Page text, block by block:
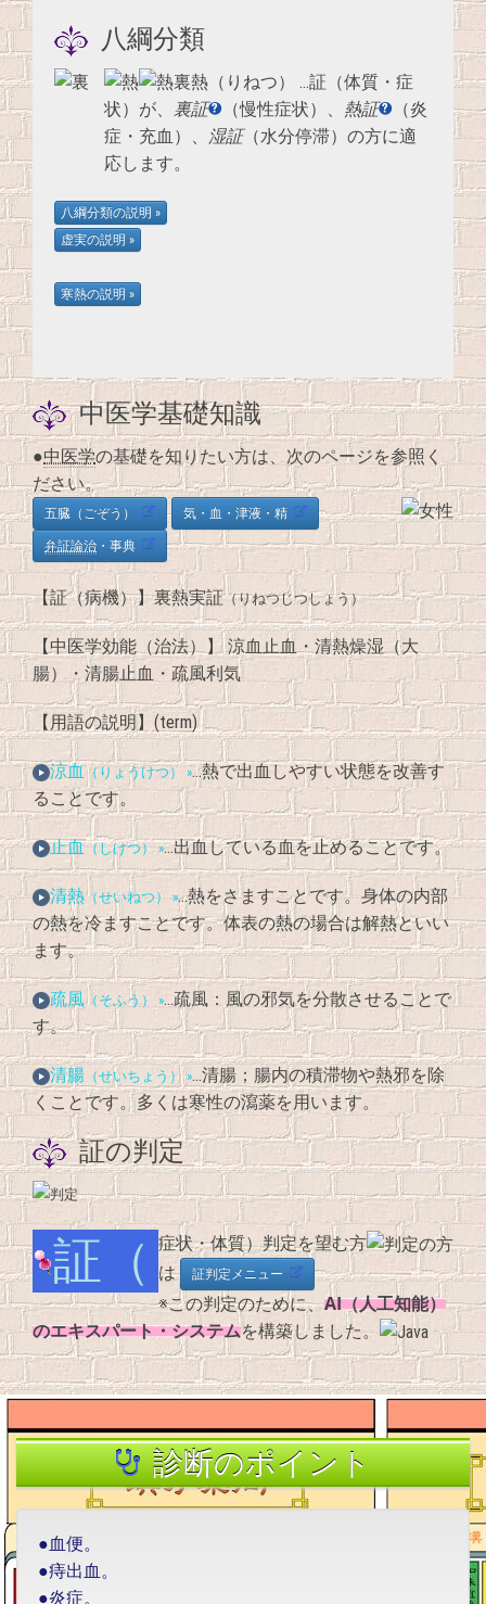
八綱分類
裏熱（りねつ）
…証（体質・症
状）が、 裏証 （慢性症状）、 熱証
（炎
症・充血）、 湿証（水分停滞）の方に適
応します。
中医学基礎知識
●中医学の基礎を知りたい方は、次のページを参照く
ださい。
五臓（ごぞう） 気・血・津液・精
弁証論治 ・事典
【証（病機）】裏熱実証（りねつじつしょう）
【中医学効能（治法）】 涼血止血・清熱燥湿（大
腸）・清腸止血・疏風利気
【用語の説明】(term)
涼血 （りょうけつ） »…熱で出血しやすい状態を改善す
ることです。
止血（しけつ） »…出血している血を止めることです。
清熱（せいねつ） »…熱をさますことです。身体の内部
の熱を冷ますことです。体表の熱の場合は解熱といい
ます。
疏風 （そふう） »…疏風：風の邪気を分散させることで
す。
清腸 （せいちょう） »…清腸；腸内の積滞物や熱邪を除
くことです。多くは寒性の瀉薬を用います。
証の判定
証（症状・体質）判定を望む方
は
証判定メニュー
※この判定のために、AI（人工知能）
のエキスパート・システムを構築しました。
診断のポイント
●血便。
●痔出血。
●炎症。